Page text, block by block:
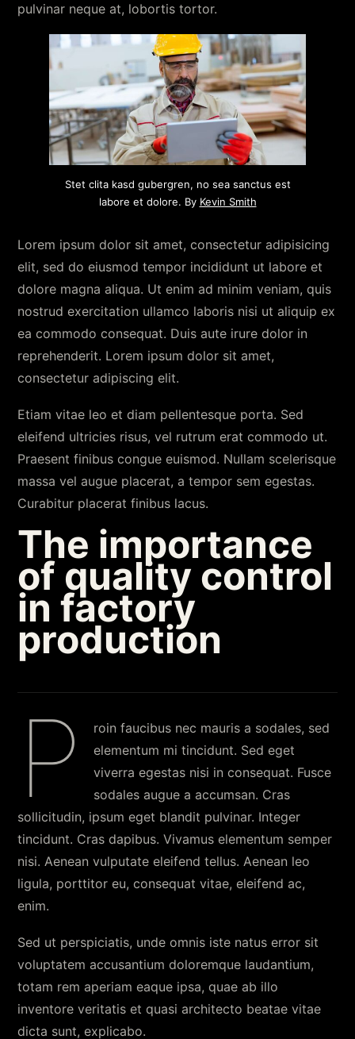
pulvinar neque at, lobortis tortor.
Stet clita kasd gubergren, no sea sanctus est
labore et dolore. By Kevin Smith
Lorem ipsum dolor sit amet, consectetur adipisicing
elit, sed do eiusmod tempor incididunt ut labore et
dolore magna aliqua. Ut enim ad minim veniam, quis
nostrud exercitation ullamco laboris nisi ut aliquip ex
ea commodo consequat. Duis aute irure dolor in
reprehenderit. Lorem ipsum dolor sit amet,
consectetur adipiscing elit.
Etiam vitae leo et diam pellentesque porta. Sed
eleifend ultricies risus, vel rutrum erat commodo ut.
Praesent finibus congue euismod. Nullam scelerisque
massa vel augue placerat, a tempor sem egestas.
Curabitur placerat finibus lacus.
The importance
of quality control
in factory
production
P
roin faucibus nec mauris a sodales, sed
elementum mi tincidunt. Sed eget
viverra egestas nisi in consequat. Fusce
sodales augue a accumsan. Cras
sollicitudin, ipsum eget blandit pulvinar. Integer
tincidunt. Cras dapibus. Vivamus elementum semper
nisi. Aenean vulputate eleifend tellus. Aenean leo
ligula, porttitor eu, consequat vitae, eleifend ac,
enim.
Sed ut perspiciatis, unde omnis iste natus error sit
voluptatem accusantium doloremque laudantium,
totam rem aperiam eaque ipsa, quae ab illo
inventore veritatis et quasi architecto beatae vitae
dicta sunt, explicabo.